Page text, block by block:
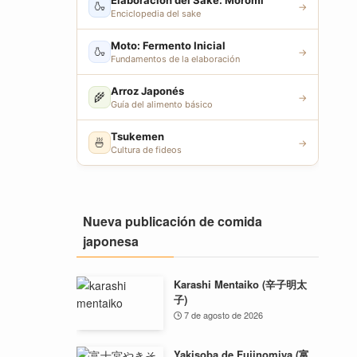
🍶
Enciclopedia del sake
→
🍶 Moto: Fermento Inicial
Fundamentos de la elaboración
→
🌾 Arroz Japonés
Guía del alimento básico
→
🍜 Tsukemen
Cultura de fideos
→
Nueva publicación de comida
japonesa
Karashi Mentaiko (辛子明太
子)
7 de agosto de 2026